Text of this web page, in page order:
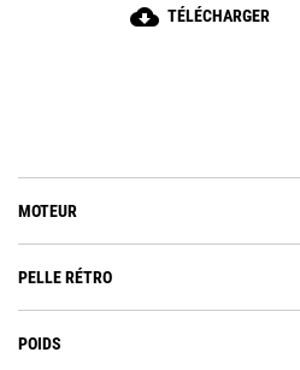
cloud_download TÉLÉCHARGER
MOTEUR
PELLE RÉTRO
POIDS